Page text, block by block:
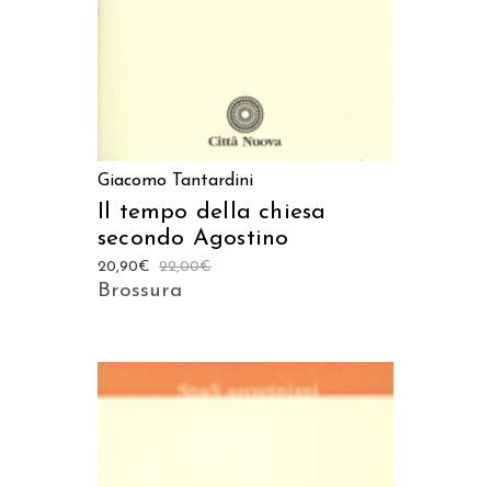
Giacomo Tantardini
Il tempo della chiesa
secondo Agostino
22,00€
20,90€
Brossura